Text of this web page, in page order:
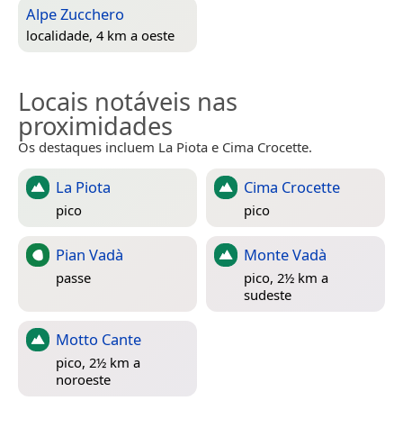
Alpe Zucchero
localidade, 4 km a oeste
Locais notáveis nas
proximidades
Os destaques incluem La Piota e Cima Crocette.
La Piota
pico
Cima Crocette
pico
Pian Vadà
passe
Monte Vadà
pico, 2½ km a
sudeste
Motto Cante
pico, 2½ km a
noroeste